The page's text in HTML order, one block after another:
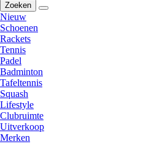
Zoeken
Nieuw
Schoenen
Rackets
Tennis
Padel
Badminton
Tafeltennis
Squash
Lifestyle
Clubruimte
Uitverkoop
Merken